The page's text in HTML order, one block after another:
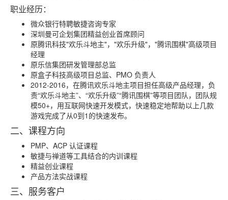
职业经历：
微众银行特聘敏捷咨询专家
深圳曼可企划集团精益创业首席顾问
原腾讯科技"欢乐斗地主"，"欢乐升级"，"腾讯围棋"高级项目
经理
原乐信集团研发管理部总监
原盒子科技高级项目总监、PMO 负责人
2012-2016，在腾讯欢乐斗地主项目担任高级产品经理，负
责“欢乐斗地主”、“欢乐升级”“腾讯围棋”等项目团队，团队规
模50+，用互联网快速开发模式，快速稳定地帮助以上几款
游戏完成了从0到1的快速发布。
二、课程方向
PMP、ACP 认证课程
敏捷与禅道等工具结合的内训课程
精益创业课程
产品方法实战课程
三、服务客户